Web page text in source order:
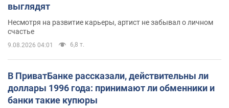
выглядят
Несмотря на развитие карьеры, артист не забывал о личном
счастье
9.08.2026 04:01 6,8 т.
В ПриватБанке рассказали, действительны ли
доллары 1996 года: принимают ли обменники и
банки такие купюры